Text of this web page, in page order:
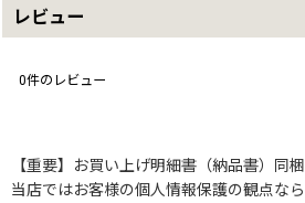
レビュー
0件のレビュー
【重要】お買い上げ明細書（納品書）同
当店ではお客様の個人情報保護の観点な